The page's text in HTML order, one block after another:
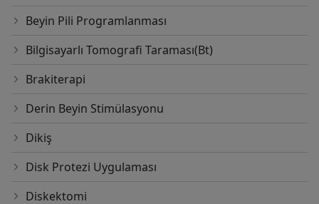
Beyin Pili Programlanması
Bilgisayarlı Tomografi Taraması(Bt)
Brakiterapi
Derin Beyin Stimülasyonu
Dikiş
Disk Protezi Uygulaması
Diskektomi